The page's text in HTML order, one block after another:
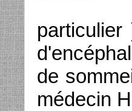
de
médecin